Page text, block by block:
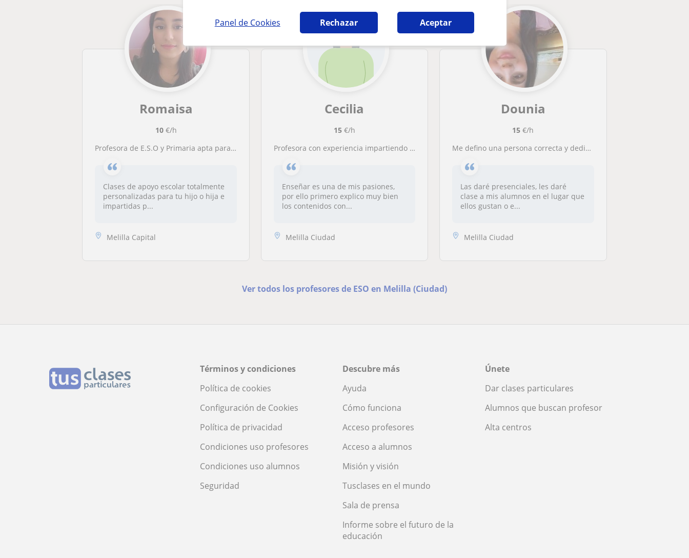
Panel de Cookies Rechazar Aceptar
Romaisa
10€/h
Profesora de E.S.O y Primaria apta para todos los niveles.
Clases de apoyo escolar totalmente
personalizadas para tu hijo o hija e
impartidas p...
Melilla Capital
Cecilia
15€/h
Profesora con experiencia impartiendo clases y apoyo escolar a alumnado de todos los niveles
Enseñar es una de mis pasiones,
por ello primero explico muy bien
los contenidos con...
Melilla Ciudad
Dounia
15 €/h
Me defino una persona correcta y dedicada a la enseñanza primaria
Las daré presenciales, les daré
clase a mis alumnos en el lugar que
ellos gustan o e...
Melilla Ciudad
Ver todos los profesores de ESO en Melilla (Ciudad)
Términos y condiciones
Política de cookies
Configuración de Cookies
Política de privacidad
Condiciones uso profesores
Condiciones uso alumnos
Seguridad
Descubre más
Ayuda
Cómo funciona
Acceso profesores
Acceso a alumnos
Misión y visión
Tusclases en el mundo
Sala de prensa
Informe sobre el futuro de la
educación
Únete
Dar clases particulares
Alumnos que buscan profesor
Alta centros